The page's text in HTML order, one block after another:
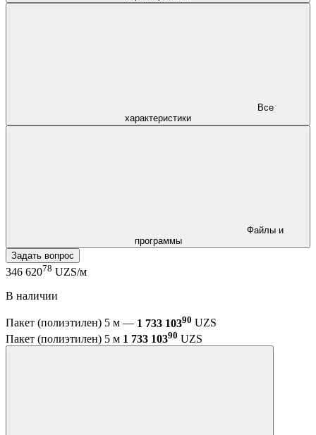
характеристики
программы
Задать вопрос
346 62078 UZS/м
В наличии
Пакет (полиэтилен) 5 м — 1 733 10390 UZS
Пакет (полиэтилен) 5 м 1 733 10390 UZS